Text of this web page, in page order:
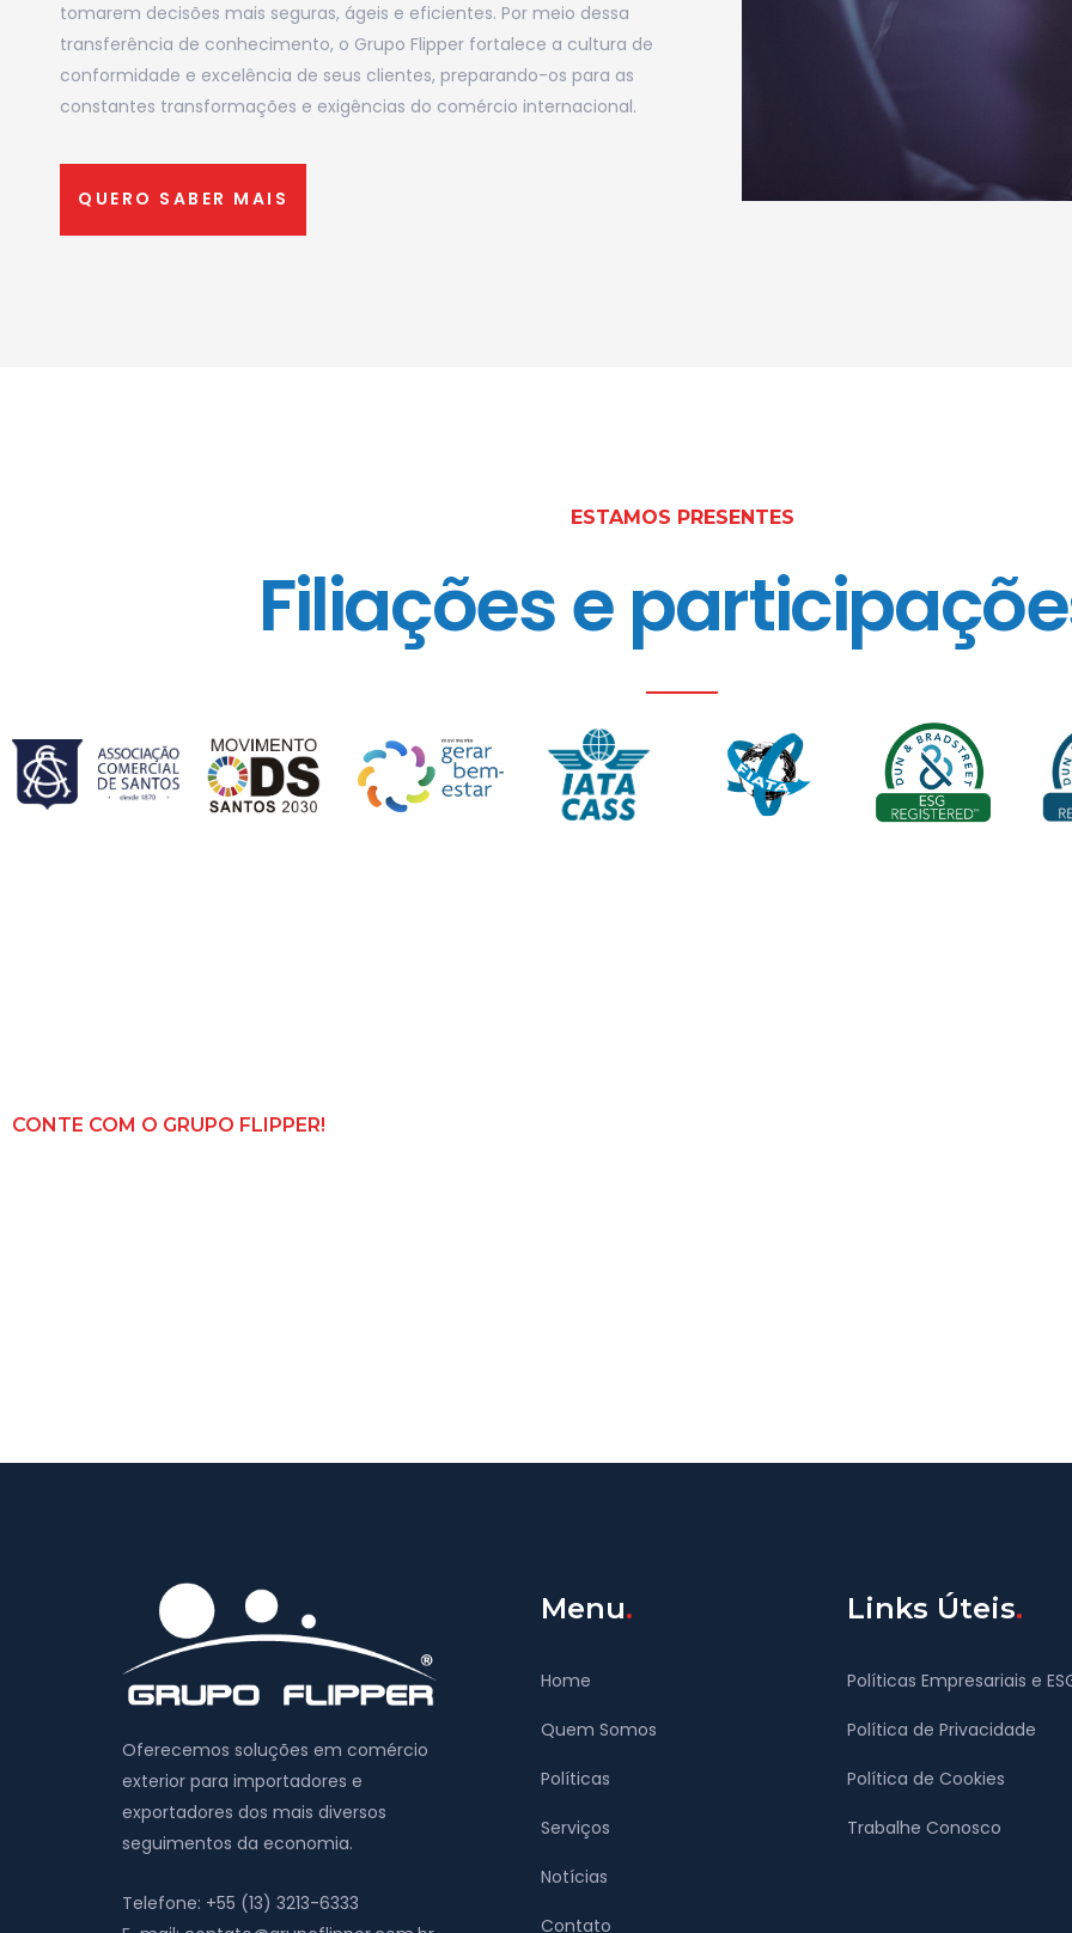
tomarem decisões mais seguras, ágeis e eficientes. Por meio dessa
transferência de conhecimento, o Grupo Flipper fortalece a cultura de
conformidade e excelência de seus clientes, preparando-os para as
constantes transformações e exigências do comércio internacional.
QUERO SABER MAIS
ESTAMOS PRESENTES
Filiações e
CONTE COM O GRUPO FLIPPER!
Oferecemos soluções em comércio
exterior para importadores e
exportadores dos mais diversos
seguimentos da economia.
Telefone: +55 (13) 3213-6333
Menu
Home
Quem Somos
Políticas
Serviços
Notícias
Contato
Links Úteis
Políticas Empresariais e
Política de Privacidade
Política de Cookies
Trabalhe Conosco